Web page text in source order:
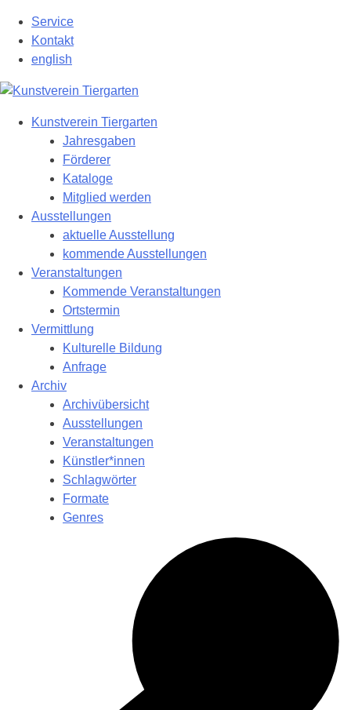
Hauptinhalt
springen
Service
Kontakt
english
Kunstverein Tiergarten
Jahresgaben
Förderer
Kataloge
Mitglied werden
Ausstellungen
aktuelle Ausstellung
kommende Ausstellungen
Veranstaltungen
Kommende Veranstaltungen
Ortstermin
Vermittlung
Kulturelle Bildung
Anfrage
Archiv
Archivübersicht
Ausstellungen
Veranstaltungen
Künstler*innen
Schlagwörter
Formate
Genres